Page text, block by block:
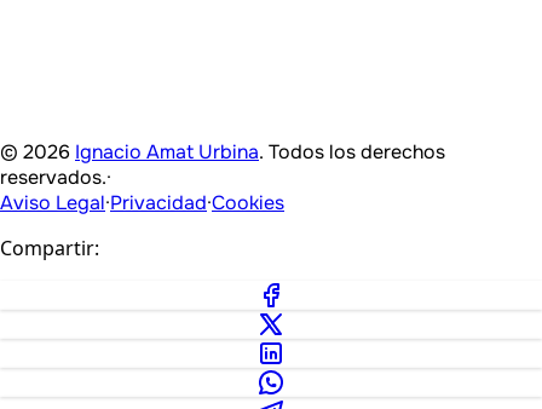
© 2026 Ignacio Amat Urbina. Todos los derechos
reservados.·
Aviso Legal·Privacidad·Cookies
Compartir: